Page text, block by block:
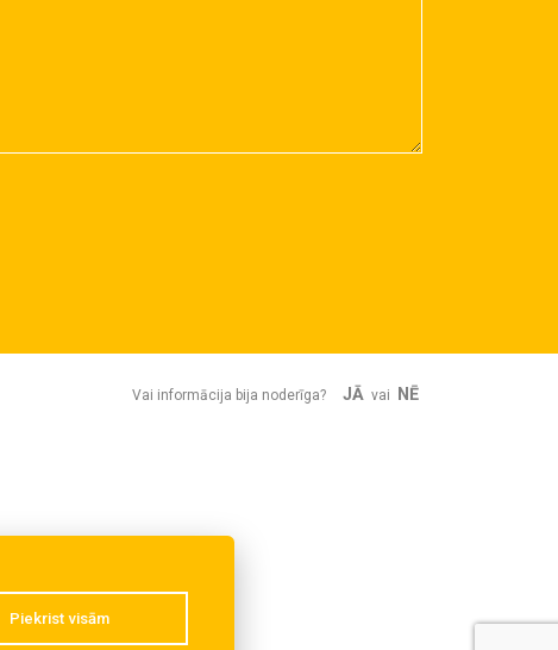
Vai informācija bija noderīga? JĀ vai NĒ
Piekrist visām